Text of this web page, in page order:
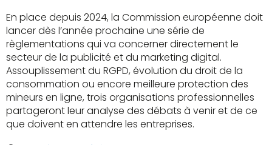
En place depuis 2024, la Commission européenne doit
lancer dès l’année prochaine une série de
règlementations qui va concerner directement le
secteur de la publicité et du marketing digital.
Assouplissement du RGPD, évolution du droit de la
consommation ou encore meilleure protection des
mineurs en ligne, trois organisations professionnelles
partageront leur analyse des débats à venir et de ce
que doivent en attendre les entreprises.